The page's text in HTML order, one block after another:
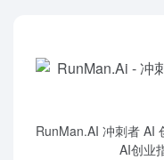
RunMan.AI 冲刺者 AI
AI创业